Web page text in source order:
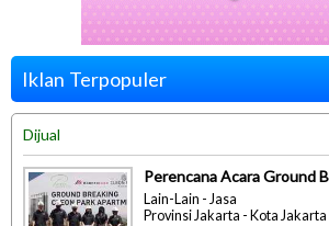
Iklan Terpopuler
Dijual
Perencana Acara Ground
Lain-Lain - Jasa
Provinsi Jakarta - Kota